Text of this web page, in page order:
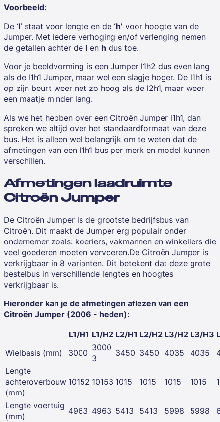
Voorbeeld:
De ‘l’ staat voor lengte en de ‘h’ voor hoogte van de
Jumper. Met iedere verhoging en/of verlenging nemen
de getallen achter de l en h dus toe.
Voor je beeldvorming is een Jumper l1h2 dus even lang
als de l1h1 Jumper, maar wel een slagje hoger. De l1h1 is
op zijn beurt weer net zo hoog als de l2h1, maar weer
een maatje minder lang.
Als we het hebben over een Citroën Jumper l1h1, dan
spreken we altijd over het standaardformaat van deze
bus. Het is alleen wel belangrijk om te weten dat de
afmetingen van een l1h1 bus per merk en model kunnen
verschillen.
Afmetingen laadruimte
Citroën Jumper
De Citroën Jumper is de grootste bedrijfsbus van
Citroën. Dit maakt de Jumper erg populair onder
ondernemer zoals: koeriers, vakmannen en winkeliers die
veel goederen moeten vervoeren.De Citroën Jumper is
verkrijgbaar in 8 varianten. Dit betekent dat deze grote
bestelbus in verschillende lengtes en hoogtes
verkrijgbaar is.
Hieronder kan je de afmetingen aflezen van een
Citroën Jumper (2006 - heden):
L1/H1 L1/H2 L2/H1 L2/H2 L3/H2 L3/H3
Wielbasis (mm)
3000 3000
3
3450 3450 4035 4035
Lengte
achteroverbouw
(mm)
10152 10153 1015 1015 1015 1015
Lengte voertuig
(mm)
4963 4963 5413 5413 5998 5998